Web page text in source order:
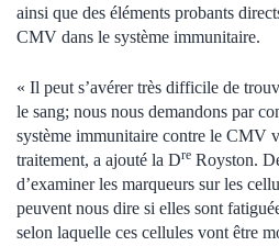
ainsi que des éléments probants
CMV dans le système immunitaire.
« Il peut s’avérer très difficile de
le sang; nous nous demandons par
système immunitaire contre le CMV
traitement, a ajouté la Dre Royston.
d’examiner les marqueurs sur les
peuvent nous dire si elles sont
selon laquelle ces cellules vont être